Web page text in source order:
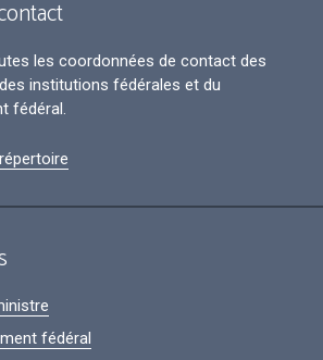
les coordonnées de contact des
institutions fédérales et du
fédéral.
fédéral